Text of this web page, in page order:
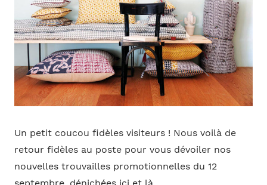
Un petit coucou fidèles visiteurs ! Nous voilà de
retour fidèles au poste pour vous dévoiler nos
nouvelles trouvailles promotionnelles du 12